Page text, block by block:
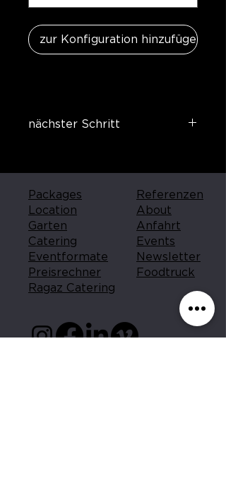
zur Konfiguration hinzufügen
nächster Schritt
Packages
Location
Garten
Catering
Eventformate
Preisrechner
Ragaz Catering
Referenzen
About
Anfahrt
Events
Newsletter
Foodtruck